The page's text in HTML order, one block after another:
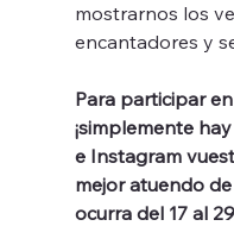
mostrarnos los
encantadores y
Para participar
¡simplemente
e Instagram
mejor atuendo
ocurra del 17 al